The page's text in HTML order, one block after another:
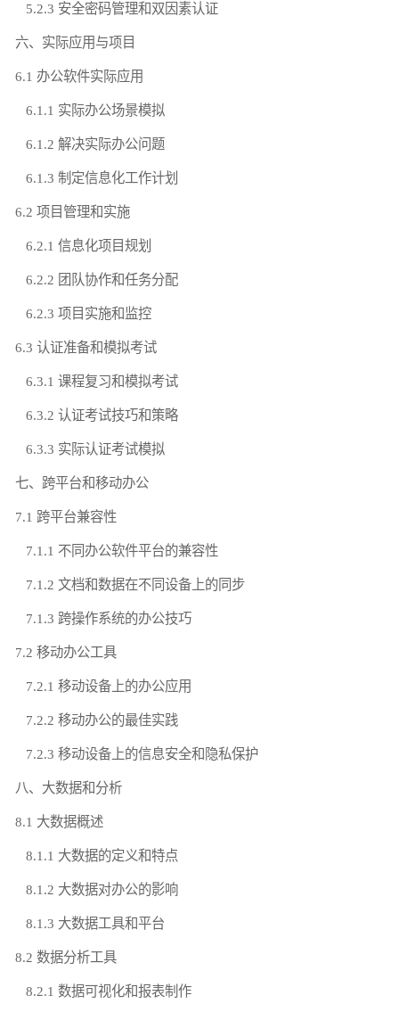
5.2.3 安全密码管理和双因素认证
六、实际应用与项目
6.1 办公软件实际应用
6.1.1 实际办公场景模拟
6.1.2 解决实际办公问题
6.1.3 制定信息化工作计划
6.2 项目管理和实施
6.2.1 信息化项目规划
6.2.2 团队协作和任务分配
6.2.3 项目实施和监控
6.3 认证准备和模拟考试
6.3.1 课程复习和模拟考试
6.3.2 认证考试技巧和策略
6.3.3 实际认证考试模拟
七、跨平台和移动办公
7.1 跨平台兼容性
7.1.1 不同办公软件平台的兼容性
7.1.2 文档和数据在不同设备上的同步
7.1.3 跨操作系统的办公技巧
7.2 移动办公工具
7.2.1 移动设备上的办公应用
7.2.2 移动办公的最佳实践
7.2.3 移动设备上的信息安全和隐私保护
八、大数据和分析
8.1 大数据概述
8.1.1 大数据的定义和特点
8.1.2 大数据对办公的影响
8.1.3 大数据工具和平台
8.2 数据分析工具
8.2.1 数据可视化和报表制作